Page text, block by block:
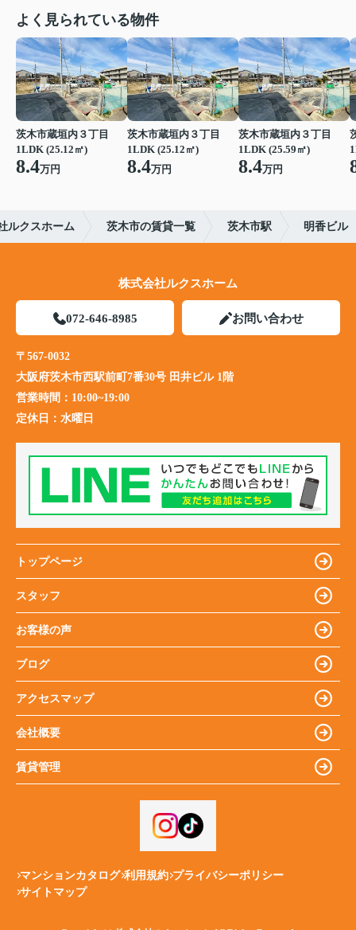
よく見られている物件
茨木市蔵垣内３丁目
1LDK (25.12㎡)
8.4万円
茨木市蔵垣内３丁目
1LDK (25.12㎡)
8.4万円
茨木市蔵垣内３丁目
1LDK (25.59㎡)
8.4万円
ルクスホーム 茨木市の賃貸一覧 茨木市駅 明香ビル
株式会社ルクスホーム
072-646-8985 お問い合わせ
〒567-0032
大阪府茨木市西駅前町7番30号 田井ビル 1階
営業時間： 10:00~19:00
定休日： 水曜日
トップページ
スタッフ
お客様の声
ブログ
アクセスマップ
会社概要
賃貸管理
マンションカタログ 利用規約 プライバシーポリシー
サイトマップ